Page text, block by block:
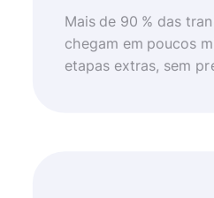
Mais de 90 % das
chegam em poucos
etapas extras, sem